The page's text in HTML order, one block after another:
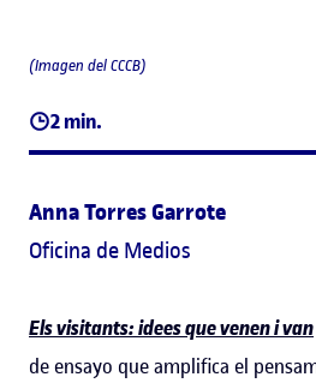
2 min.
(Imagen del CCCB)
Anna Torres Garrote
Oficina de Medios
Els visitants: idees que venen i van
de ensayo que amplifica el